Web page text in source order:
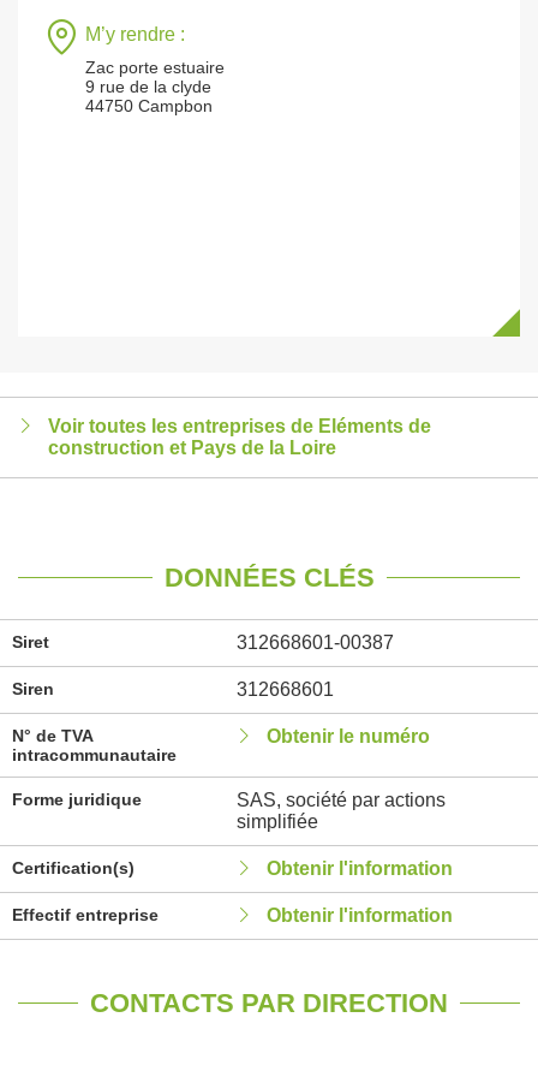
M’y rendre :
Zac porte estuaire
9 rue de la clyde
44750 Campbon
Voir toutes les entreprises de Eléments de
construction et Pays de la Loire
DONNÉES CLÉS
Siret 312668601-00387
Siren 312668601
N° de TVA
intracommunautaire
Obtenir le numéro
Forme juridique
SAS, société par actions
simplifiée
Certification(s) Obtenir l'information
Effectif entreprise Obtenir l'information
CONTACTS PAR DIRECTION